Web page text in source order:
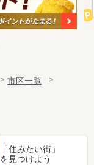
市区一覧
「住みたい街」
を見つけよう